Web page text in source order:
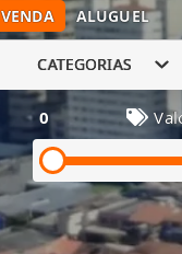
VENDA ALUGUEL
CATEGORIAS
0